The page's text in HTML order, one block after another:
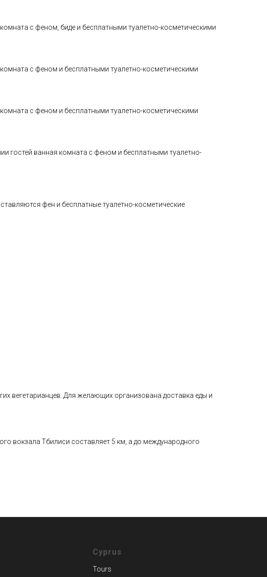
с феном, биде и бесплатными туалетно-косметическими
с феном и бесплатными туалетно-косметическими
с феном и бесплатными туалетно-косметическими
гостей ванная комната с феном и бесплатными туалетно-
фен и бесплатные туалетно-косметические
вегетарианцев. Для желающих организована доставка еды и
вокзала Тбилиси составляет 5 км, а до международного
Cyprus
Tours